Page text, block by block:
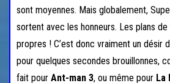
sont moyennes. Mais globalement,
sortent avec les honneurs. Les plans
propres ! C’est donc vraiment un désir
pour quelques secondes brouillonnes,
fait pour Ant-man 3, ou même pour La